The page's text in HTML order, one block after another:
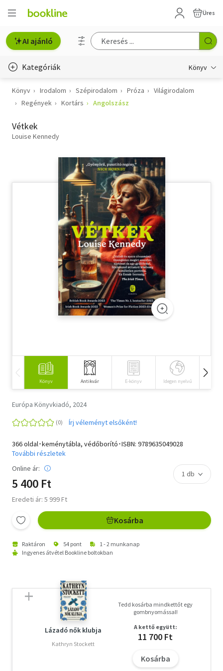
Üres
AI ajánló
Kategóriák Könyv
Életmód, egészség
Gyermek- és ifjúsági
Hobbi, szabadidő
Szótár, nyelvkönyv
Tankönyv, segédkönyv
Társadalomtudomány
Természettudomány
Könyv Irodalom Szépirodalom Próza
Világirodalom
Regények
Kortárs Angolszász
Vétkek
Louise Kennedy
Könyv Antikvár E-könyv Idegen nyelvű
Európa Könyvkiadó, 2024
Írj véleményt elsőként!
366 oldal･keménytábla, védőborító･ISBN: 9789635049028
További részletek
Online ár:
5 400 Ft
Eredeti ár: 5 999 Ft
Kosárba
Raktáron 54 pont
1 - 2 munkanap
Ingyenes átvétel Bookline boltokban
Lázadó nők klubja
Kathryn Stockett
Tedd kosárba mindkettőt egy
gombnyomással!
A kettő együtt:
11 700 Ft
Kosárba